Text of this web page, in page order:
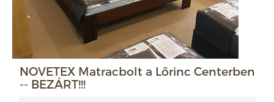
NOVETEX Matracbolt a Lőrinc Centerben
-- BEZÁRT!!!